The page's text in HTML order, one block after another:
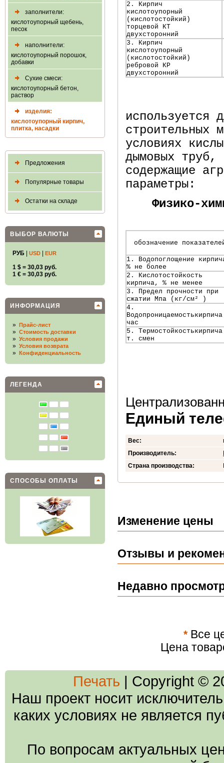
заполнители:
кислотоупорный щебень,
песок
наполнители:
кислотоупорный порошок,
добавки
Сухие смеси:
кислотоупорный бетон,
раствор
изделия:
кислотоупорный кирпич,
плитка, насадки
Предложения
Популярные товары
Остатки на складе
ВЫБОР ВАЛЮТЫ
РУБ USD EUR
1 $ = 30,03 руб.
1 € = 30,03 руб.
ИНФОРМАЦИЯ
» Прайс-лист
» Стоимость доставки
» Условия продажи
» Условия возврата
» Конфиденциальность
ЛЕГЕНДА
СПОСОБЫ ОПЛАТЫ
2. Кирпич
кислотоупорный
(кислотостойкий)
торцевой КТ
двухсторонний
3. Кирпич
кислотоупорный
(кислотостойкий)
ребровой КР
двухсторонний
используется
строительных
условиях
дымовых труб,
содержащие
параметры:
Физико-
обозначение
1. Водопоглощение
% не более
2. Кислотостойкость
кирпича, % не менее
3. Предел прочности при
сжатии Мпа (кг/см² )
4.
час
5.
т. смен
Единый
Вес:
Производитель:
Страна производства:
Изменение цены
Отзывы и
Недавно
* Все
Цена
Печать | Copyright ©
Наш проект носит
каких условиях не является
По вопросам актуальных